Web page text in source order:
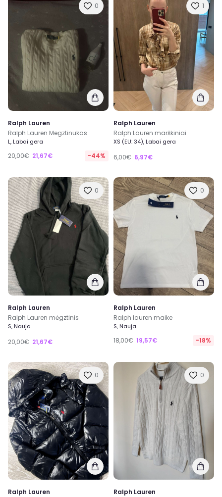
0
Ralph Lauren
Ralph Lauren Megztinukas
L, Labai gera
20,00€ 21,67€ -44%
1
Ralph Lauren
Ralph Lauren marškiniai
XS (EU: 34), Labai gera
6,00€ 6,97€
0
Ralph Lauren
Ralph Lauren mėgztinis
S, Nauja
20,00€ 21,67€
0
Ralph Lauren
Ralph lauren maike
S, Nauja
18,00€ 19,57€ -18%
0
Ralph Lauren
0
Ralph Lauren